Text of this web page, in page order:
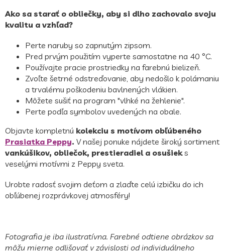
Ako sa starať o obliečky, aby si dlho zachovalo svoju
kvalitu a vzhľad?
Perte naruby so zapnutým zipsom.
Pred prvým použitím vyperte samostatne na 40 °C.
Používajte pracie prostriedky na farebnú bielizeň.
Zvoľte šetrné odstreďovanie, aby nedošlo k polámaniu
a trvalému poškodeniu bavlnených vlákien.
Môžete sušiť na program "vlhké na žehlenie".
Perte podľa symbolov uvedených na obale.
Objavte kompletnú kolekciu s motívom obľúbeného
Prasiatka Peppy. V našej ponuke nájdete široký sortiment
vankúšikov, obliečok, prestieradiel a osušieks
veselými motívmi z Peppy sveta.
Urobte radosť svojim deťom a zlaďte celú izbičku do ich
obľúbenej rozprávkovej atmosféry!
Fotografia je iba ilustratívna. Farebné odtiene obrázkov sa
môžu mierne odlišovať v závislosti od individuálneho